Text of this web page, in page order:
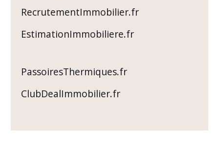
RecrutementImmobilier.fr
EstimationImmobiliere.fr
PassoiresThermiques.fr
ClubDealImmobilier.fr